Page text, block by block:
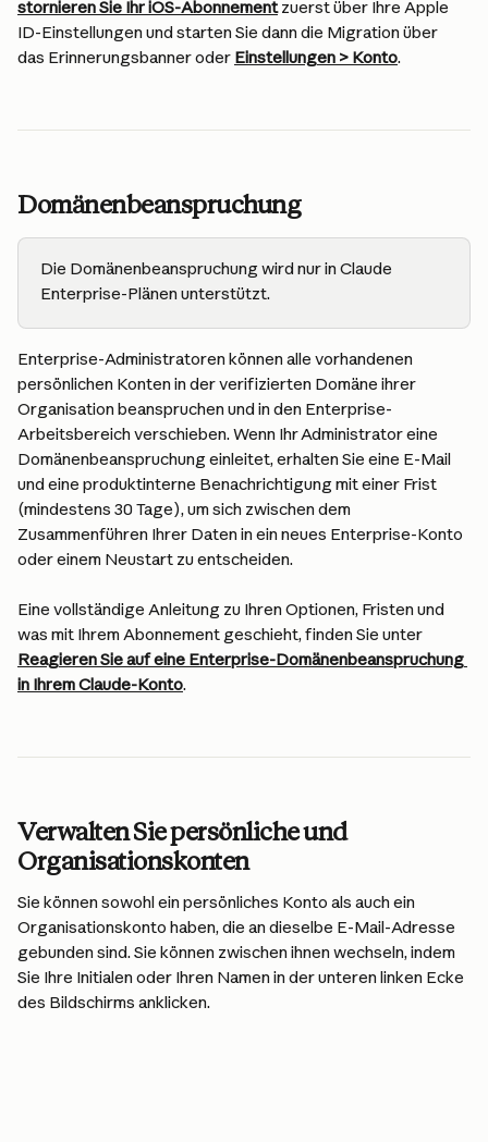
stornieren Sie Ihr iOS-Abonnement zuerst über Ihre Apple
ID-Einstellungen und starten Sie dann die Migration über
das Erinnerungsbanner oder Einstellungen > Konto.
Domänenbeanspruchung
Die Domänenbeanspruchung wird nur in Claude
Enterprise-Plänen unterstützt.
Enterprise-Administratoren können alle vorhandenen
persönlichen Konten in der verifizierten Domäne ihrer
Organisation beanspruchen und in den Enterprise-
Arbeitsbereich verschieben. Wenn Ihr Administrator eine
Domänenbeanspruchung einleitet, erhalten Sie eine E-Mail
und eine produktinterne Benachrichtigung mit einer Frist
(mindestens 30 Tage), um sich zwischen dem
Zusammenführen Ihrer Daten in ein neues Enterprise-Konto
oder einem Neustart zu entscheiden.
Eine vollständige Anleitung zu Ihren Optionen, Fristen und
was mit Ihrem Abonnement geschieht, finden Sie unter
Reagieren Sie auf eine Enterprise-Domänenbeanspruchung
in Ihrem Claude-Konto.
Verwalten Sie persönliche und
Organisationskonten
Sie können sowohl ein persönliches Konto als auch ein
Organisationskonto haben, die an dieselbe E-Mail-Adresse
gebunden sind. Sie können zwischen ihnen wechseln, indem
Sie Ihre Initialen oder Ihren Namen in der unteren linken Ecke
des Bildschirms anklicken.